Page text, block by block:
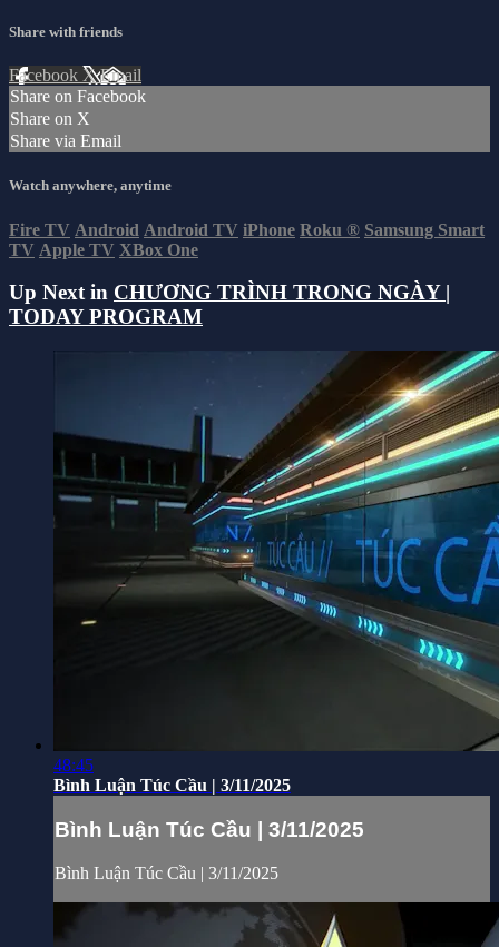
Share with friends
Facebook XEmail
Share on Facebook
Share on X
Share via Email
Watch anywhere, anytime
Fire TV Android Android TV iPhone Roku ® Samsung Smart
TV Apple TV XBox One
Up Next in CHƯƠNG TRÌNH TRONG NGÀY |
TODAY PROGRAM
48:45
Bình Luận Túc Cầu | 3/11/2025
Bình Luận Túc Cầu | 3/11/2025
Bình Luận Túc Cầu | 3/11/2025